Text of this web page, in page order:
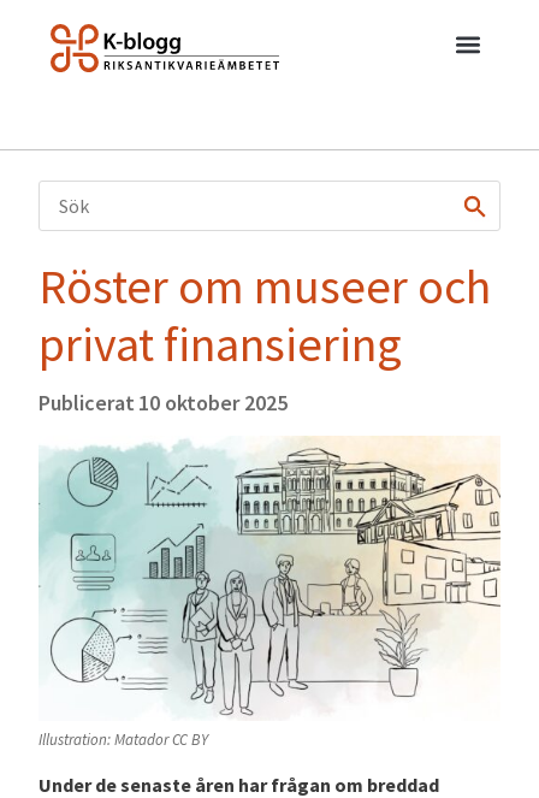
Röster om museer och
privat finansiering
Publicerat 10 oktober 2025
Illustration: Matador CC BY
Under de senaste åren har frågan om breddad